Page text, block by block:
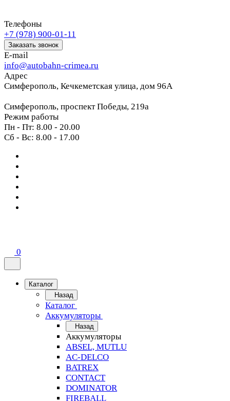
Телефоны
+7 (978) 900-01-11
Заказать звонок
E-mail
info@autobahn-crimea.ru
Адрес
Симферополь, Кечкеметская улица, дом 96А
Симферополь, проспект Победы, 219а
Режим работы
Пн - Пт: 8.00 - 20.00
Сб - Вс: 8.00 - 17.00
0
Каталог
Назад
Каталог
Аккумуляторы
Назад
Аккумуляторы
ABSEL, MUTLU
AC-DELCO
BATREX
CONTACT
DOMINATOR
FIREBALL